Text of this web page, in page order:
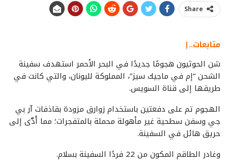
Share
متابعات..|
شن الحوثيون هجومًا جديدًا في البحر الأحمر استهدف سفينة
الشحن “إم في ماجيك سيز”، المملوكة لليونان، والتي كانت في
طريقها إلى قناة السويس.
الهجوم تم على دفعتين باستخدام زوارق مزودة بقاذفات آر بي
جي وسفن سطحية غير مأهولة محملة بالمتفجرات؛ مما أَدَّى إلى
حريق هائل في السفينة.
وغادر الطاقم المكون من 22 فردًا السفينة بسلام.